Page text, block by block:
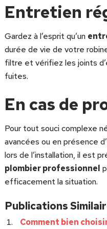
Entretien
Gardez à l’esprit qu’un
durée de vie de votre
filtre et vérifiez les joints
fuites.
En cas de
Pour tout souci complexe
avancées ou en présence
lors de l’installation, il est
plombier professionnel
efficacement la situation.
Publications
Comment bien